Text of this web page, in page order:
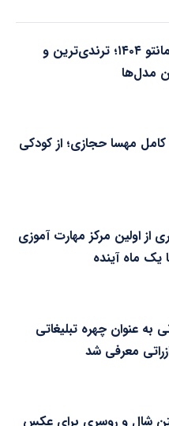
۱۵ مدل مانتو ۱۴۰۴؛ ترندی‌ترین و
مدل‌ها
کامل مهسا حجازی؛ از کودکی
از اولین مرکز مهارت آموزی
یک ماه آینده
به عنوان چهره تبلیغاتی
معرفی شد
شال و روسری برای عکس